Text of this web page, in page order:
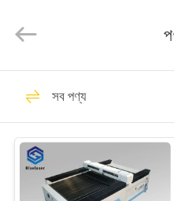
পণ্য
ভিআর
Technology
Rights
মেটাল
মেশিন
সব পণ্য